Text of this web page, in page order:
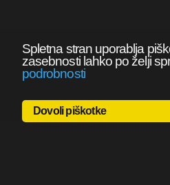
Spletna stran uporablja
zasebnosti lahko po želji
podrobnosti
Dovoli piškotke